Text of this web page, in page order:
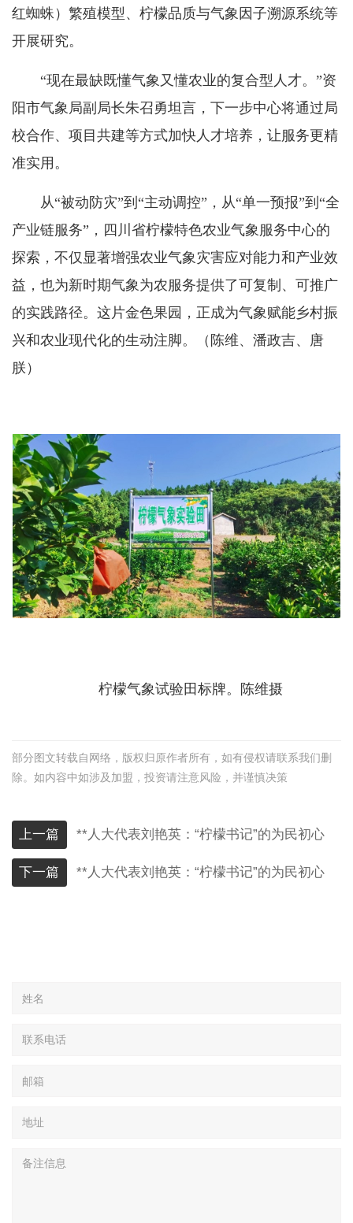
红蜘蛛）繁殖模型、柠檬品质与气象因子溯源系统等
开展研究。
“现在最缺既懂气象又懂农业的复合型人才。”资
阳市气象局副局长朱召勇坦言，下一步中心将通过局
校合作、项目共建等方式加快人才培养，让服务更精
准实用。
从“被动防灾”到“主动调控”，从“单一预报”到“全
产业链服务”，四川省柠檬特色农业气象服务中心的
探索，不仅显著增强农业气象灾害应对能力和产业效
益，也为新时期气象为农服务提供了可复制、可推广
的实践路径。这片金色果园，正成为气象赋能乡村振
兴和农业现代化的生动注脚。（陈维、潘政吉、唐
朕）
柠檬气象试验田标牌。陈维摄
部分图文转载自网络，版权归原作者所有，如有侵权请联系我们删
除。如内容中如涉及加盟，投资请注意风险，并谨慎决策
上一篇 **人大代表刘艳英：“柠檬书记”的为民初心
下一篇 **人大代表刘艳英：“柠檬书记”的为民初心